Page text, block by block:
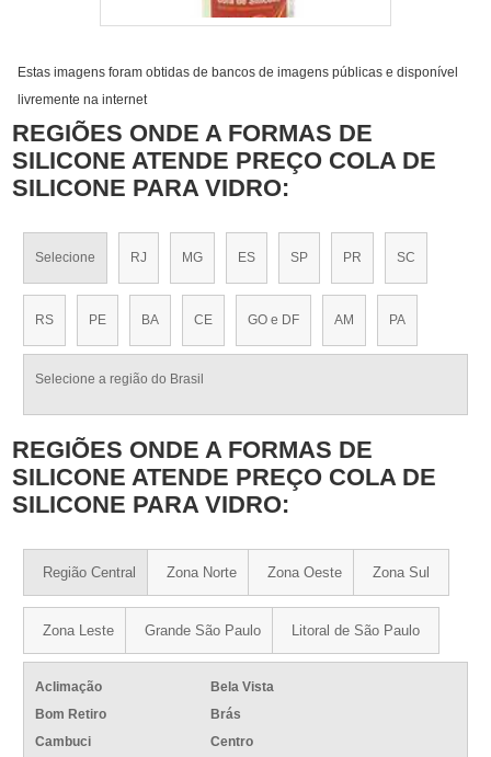
Estas imagens foram obtidas de bancos de imagens públicas e disponível
livremente na internet
REGIÕES ONDE A FORMAS DE
SILICONE ATENDE PREÇO COLA DE
SILICONE PARA VIDRO:
Selecione RJ MG ES SP PR SC
RS PE BA CE GO e DF AM PA
Selecione a região do Brasil
REGIÕES ONDE A FORMAS DE
SILICONE ATENDE PREÇO COLA DE
SILICONE PARA VIDRO:
Região Central Zona Norte Zona Oeste Zona Sul
Zona Leste Grande São Paulo Litoral de São Paulo
Aclimação
Bela Vista
Bom Retiro
Brás
Cambuci
Centro